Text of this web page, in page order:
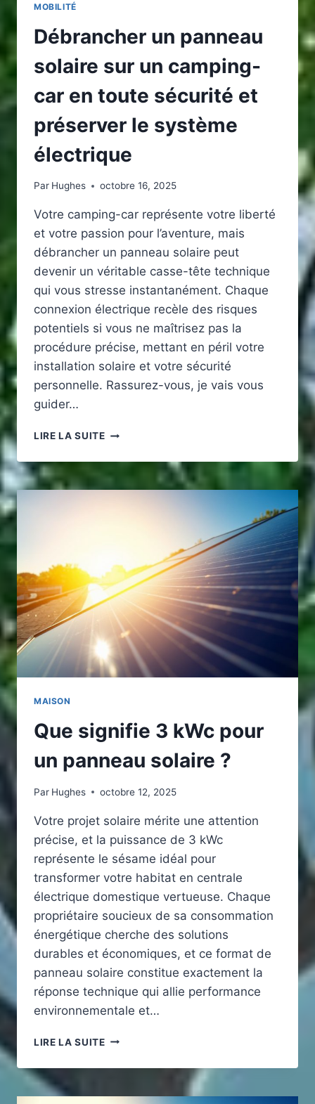
MOBILITÉ
Débrancher un panneau
solaire sur un camping-
car en toute sécurité et
préserver le système
électrique
Par Hughes octobre 16, 2025
Votre camping-car représente votre liberté
et votre passion pour l’aventure, mais
débrancher un panneau solaire peut
devenir un véritable casse-tête technique
qui vous stresse instantanément. Chaque
connexion électrique recèle des risques
potentiels si vous ne maîtrisez pas la
procédure précise, mettant en péril votre
installation solaire et votre sécurité
personnelle. Rassurez-vous, je vais vous
guider…
LIRE LA SUITEDÉBRANCHER
PANNEAU
SOLAIRE
SUR
TOUTE
SÉCURITÉ
ET
PRÉSERVER
LE
SYSTÈME
ÉLECTRIQUE
MAISON
Que signifie 3 kWc pour
un panneau solaire ?
Par Hughes octobre 12, 2025
Votre projet solaire mérite une attention
précise, et la puissance de 3 kWc
représente le sésame idéal pour
transformer votre habitat en centrale
électrique domestique vertueuse. Chaque
propriétaire soucieux de sa consommation
énergétique cherche des solutions
durables et économiques, et ce format de
panneau solaire constitue exactement la
réponse technique qui allie performance
environnementale et…
LIRE LA SUITEQUE
3
POUR